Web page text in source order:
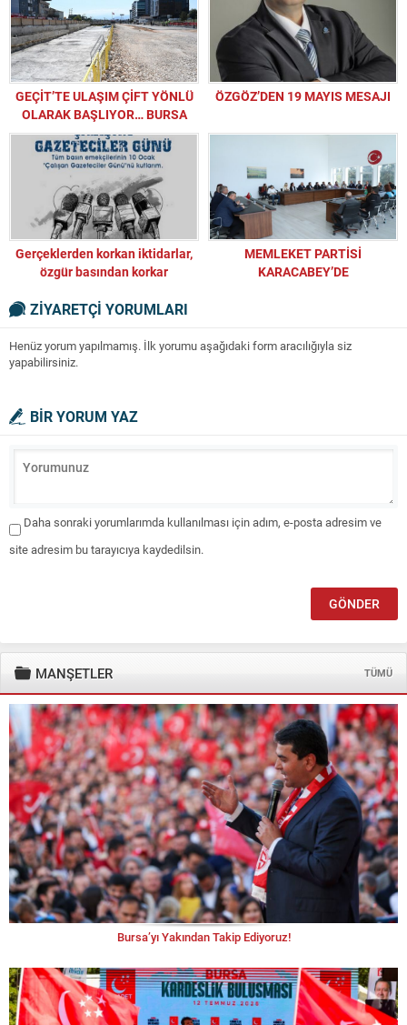
GEÇİT’TE ULAŞIM ÇİFT YÖNLÜ
OLARAK BAŞLIYOR… BURSA
MUDANYA YOLUNDA TRAFİK
RAHATLIYOR
ÖZGÖZ’DEN 19 MAYIS MESAJI
Gerçeklerden korkan iktidarlar,
özgür basından korkar
MEMLEKET PARTİSİ
KARACABEY’DE
ZİYARETÇİ YORUMLARI
Henüz yorum yapılmamış. İlk yorumu aşağıdaki form aracılığıyla siz
yapabilirsiniz.
BİR YORUM YAZ
Daha sonraki yorumlarımda kullanılması için adım, e-posta adresim ve
site adresim bu tarayıcıya kaydedilsin.
MANŞETLER TÜMÜ
Bursa’yı Yakından Takip Ediyoruz!